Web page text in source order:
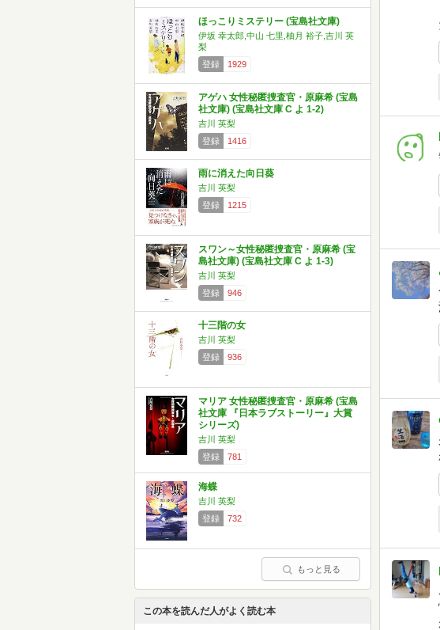
ほっこりミステリー (宝島社文庫)
伊坂 幸太郎,中山 七里,柚月 裕子,吉川 英
梨
登録
1929
アゲハ 女性秘匿捜査官・原麻希 (宝島
社文庫) (宝島社文庫 C よ 1-2)
吉川 英梨
登録
1416
雨に消えた向日葵
吉川 英梨
登録
1215
スワン～女性秘匿捜査官・原麻希 (宝
島社文庫) (宝島社文庫 C よ 1-3)
吉川 英梨
登録
946
十三階の女
吉川 英梨
登録
936
マリア 女性秘匿捜査官・原麻希 (宝島
社文庫 『日本ラブストーリー』大賞
シリーズ)
吉川 英梨
登録
781
海蝶
吉川 英梨
登録
732
もっと見る
この本を読んだ人がよく読む本